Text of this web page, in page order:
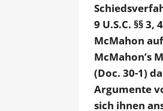
9 U.S.C. §§
McMahon
McMahon’s
(Doc. 30-1)
Argumente
sich ihnen